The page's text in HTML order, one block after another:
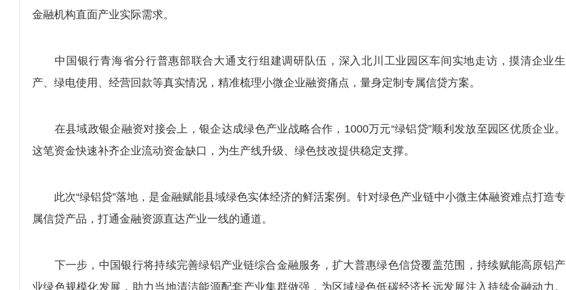
金融机构直面产业实际需求。
中国银行青海省分行普惠部联合大通支行组建调研队伍，深入北川工业园区车间实地走访，摸清企业生
产、绿电使用、经营回款等真实情况，精准梳理小微企业融资痛点，量身定制专属信贷方案。
在县域政银企融资对接会上，银企达成绿色产业战略合作，1000万元“绿铝贷”顺利发放至园区优质企业。
这笔资金快速补齐企业流动资金缺口，为生产线升级、绿色技改提供稳定支撑。
此次“绿铝贷”落地，是金融赋能县域绿色实体经济的鲜活案例。针对绿色产业链中小微主体融资难点打造专
属信贷产品，打通金融资源直达产业一线的通道。
下一步，中国银行将持续完善绿铝产业链综合金融服务，扩大普惠绿色信贷覆盖范围，持续赋能高原铝产
业绿色规模化发展，助力当地清洁能源配套产业集群做强，为区域绿色低碳经济长远发展注入持续金融动力。